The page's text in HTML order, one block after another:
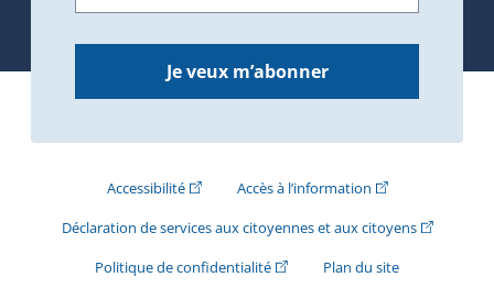
Je veux m’abonner
Accessibilité(Cet hyperlien externe s'ouvrira dans une
Accès à l’information(Cet hyperlien
Déclaration de services aux citoyennes et aux citoyens(Cet
Politique de confidentialité(Cet hyperlien externe s'ouvrira
Plan du site